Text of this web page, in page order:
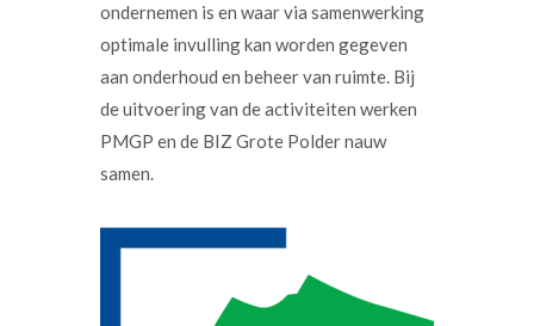
ondernemen is en waar via samenwerking
optimale invulling kan worden gegeven
aan onderhoud en beheer van ruimte. Bij
de uitvoering van de activiteiten werken
PMGP en de BIZ Grote Polder nauw
samen.